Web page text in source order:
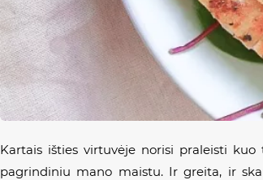
Kartais išties virtuvėje norisi praleisti
pagrindiniu mano maistu. Ir greita, ir